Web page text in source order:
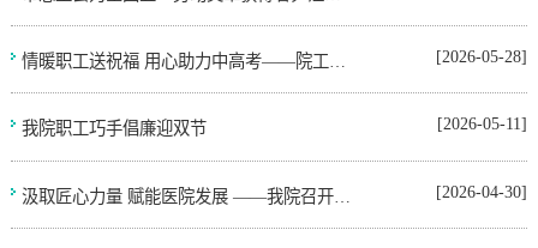
[2026-05-28]
我院职工巧手倡廉迎双节 [2026-05-11]
汲取匠心力量 赋能医院发展 ——我院召开工会委员会扩大会议 [2026-04-30]